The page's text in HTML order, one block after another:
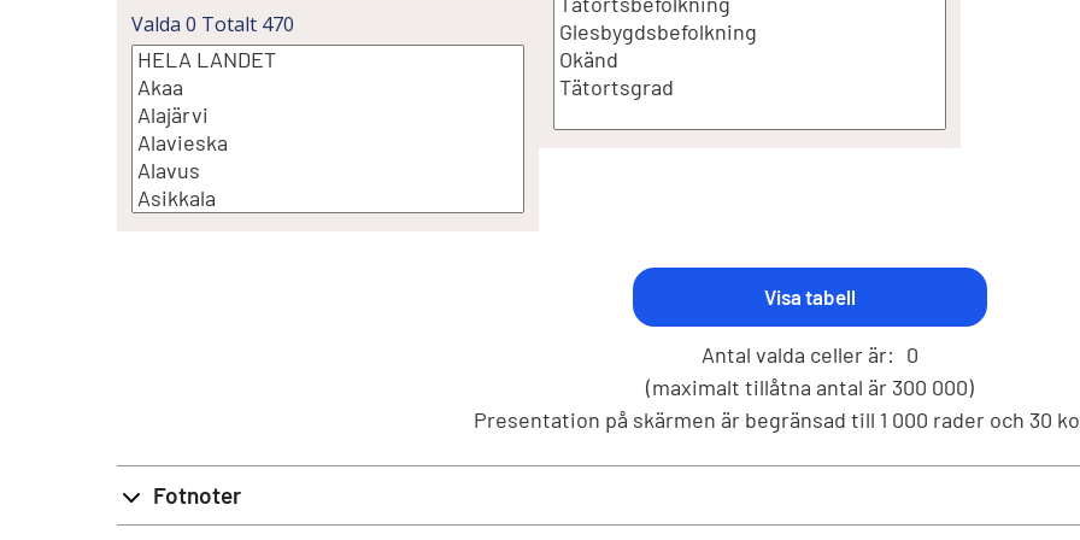
Valda 0 Totalt 470
Antal valda celler är: 0
(maximalt tillåtna antal är 300 000)
Presentation på skärmen är begränsad till 1 000 rader och 30
Fotnoter